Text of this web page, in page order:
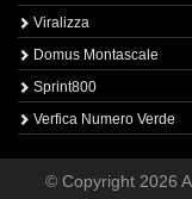
Viralizza
Domus Montascale
Sprint800
Verfica Numero Verde
© Copyright 2026